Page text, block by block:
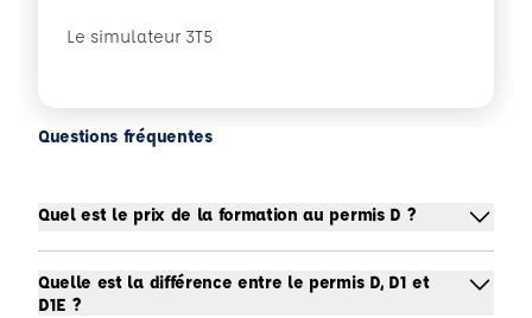
Le simulateur 3T5
Questions fréquentes
Quel est le prix de la formation au permis D ?
Quelle est la différence entre le permis D, D1 et
D1E ?